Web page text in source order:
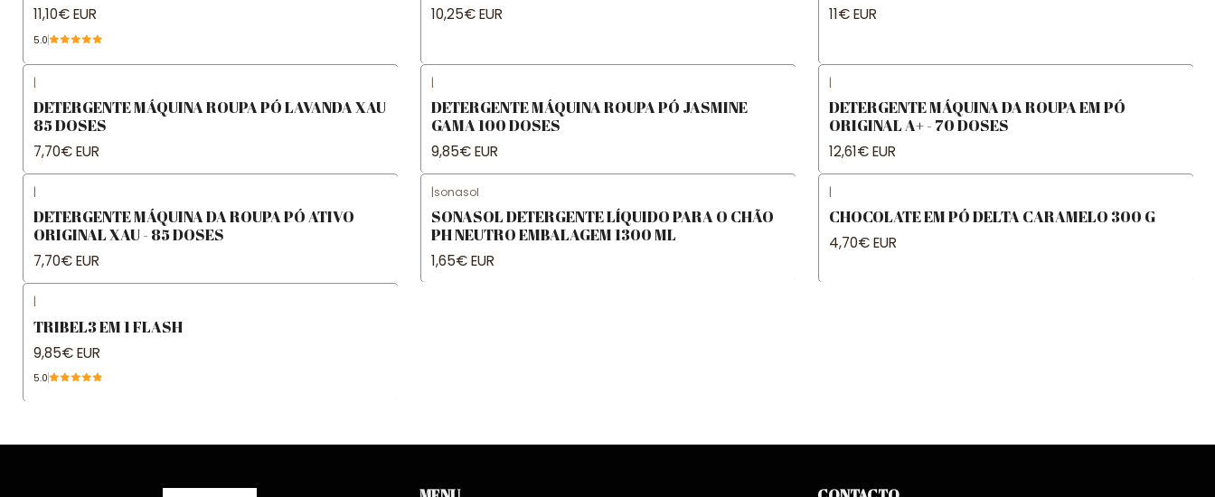
11,10€ EUR
5.0
10,25€ EUR 11€ EUR
|
DETERGENTE MÁQUINA ROUPA PÓ LAVANDA XAU
85 DOSES
7,70€ EUR
|
DETERGENTE MÁQUINA ROUPA PÓ JASMINE
GAMA 100 DOSES
9,85€ EUR
|
DETERGENTE MÁQUINA DA ROUPA EM PÓ
ORIGINAL A+ - 70 DOSES
12,61€ EUR
|
DETERGENTE MÁQUINA DA ROUPA PÓ ATIVO
ORIGINAL XAU - 85 DOSES
7,70€ EUR
|sonasol
SONASOL DETERGENTE LÍQUIDO PARA O CHÃO
PH NEUTRO EMBALAGEM 1300 ML
1,65€ EUR
|
CHOCOLATE EM PÓ DELTA CARAMELO 300 G
4,70€ EUR
|
TRIBEL3 EM 1 FLASH
9,85€ EUR
5.0